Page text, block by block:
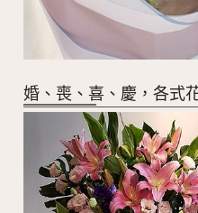
婚、喪、喜、慶，各式